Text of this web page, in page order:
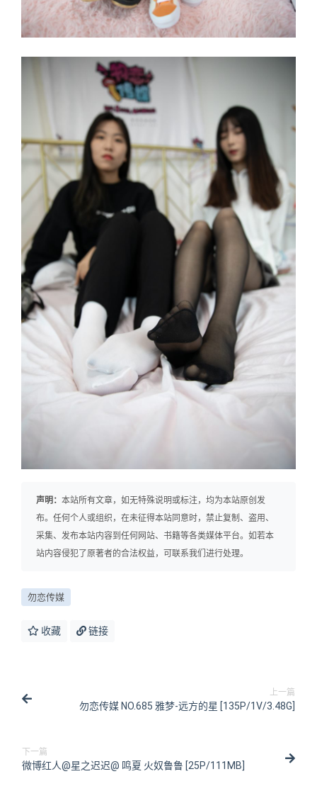
声明： 本站所有文章，如无特殊说明或标注，均为本站原创发
布。任何个人或组织，在未征得本站同意时，禁止复制、盗用、
采集、发布本站内容到任何网站、书籍等各类媒体平台。如若本
站内容侵犯了原著者的合法权益，可联系我们进行处理。
勿恋传媒
收藏 链接
上一篇
勿恋传媒 NO.685 雅梦-远方的星 [135P/1V/3.48G]
下一篇
微博红人@星之迟迟@ 鸣夏 火奴鲁鲁 [25P/111MB]